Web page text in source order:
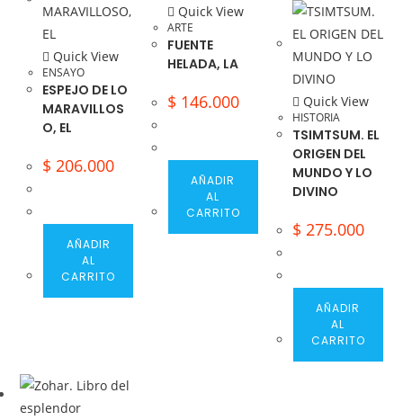
Quick View
ENSAYO
ESPEJO DE LO
MARAVILLOS
O, EL
$ 206.000
AÑADIR
AL
CARRITO
Quick View
ARTE
FUENTE
HELADA, LA
$ 146.000
AÑADIR
AL
CARRITO
Quick View
HISTORIA
TSIMTSUM. EL
ORIGEN DEL
MUNDO Y LO
DIVINO
$ 275.000
AÑADIR
AL
CARRITO